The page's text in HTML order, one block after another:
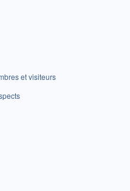
et visiteurs